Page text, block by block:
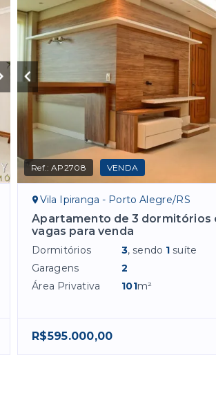
Ref.:AP2708 VENDA
Vila Ipiranga - Porto Alegre/RS
Apartamento de 3 dormitórios
vagas para venda
Dormitórios 3, sendo 1 suíte
Garagens
2
Área Privativa
101m²
R$595.000,00